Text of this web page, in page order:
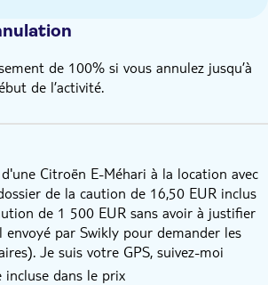
pour les enfants de 15 à 36 kg.
propre siège
de rendez-vous 30 minutes avant le
de sécurité lors des mouvements de
à 750€, en cas de non-respect des
la charge du voyageur)
entièrement responsable de sa conduite
en cas d'infractions au code de
de 100% si vous annulez jusqu’à
de l’activité.
Citroën E-Méhari à la location avec
de la caution de 16,50 EUR inclus
de 1 500 EUR sans avoir à justifier
par Swikly pour demander les
Je suis votre GPS, suivez-moi
incluse dans le prix